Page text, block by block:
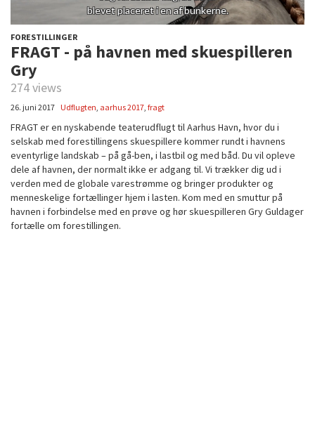
FORESTILLINGER
FRAGT - på havnen med skuespilleren
Gry
274 views
26. juni 2017 Udflugten, aarhus 2017, fragt
FRAGT er en nyskabende teaterudflugt til Aarhus Havn, hvor du i
selskab med forestillingens skuespillere kommer rundt i havnens
eventyrlige landskab – på gå-ben, i lastbil og med båd. Du vil opleve
dele af havnen, der normalt ikke er adgang til. Vi trækker dig ud i
verden med de globale varestrømme og bringer produkter og
menneskelige fortællinger hjem i lasten. Kom med en smuttur på
havnen i forbindelse med en prøve og hør skuespilleren Gry Guldager
fortælle om forestillingen.